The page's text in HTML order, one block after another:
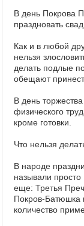
В день Покрова
праздновать
Как и в любой
нельзя
делать подлые
обещают
В день
физического
кроме готовки.
Что нельзя
В народе
называли
еще: Третья
Покров-Батюшка
количество